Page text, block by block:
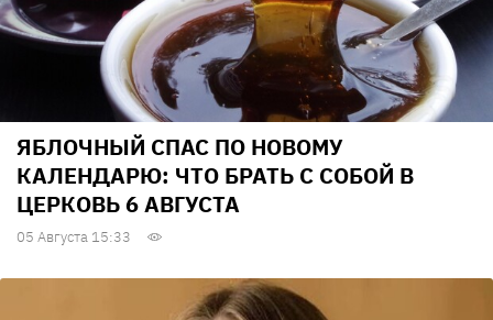
ЯБЛОЧНЫЙ СПАС ПО НОВОМУ
КАЛЕНДАРЮ: ЧТО БРАТЬ С СОБОЙ В
ЦЕРКОВЬ 6 АВГУСТА
05 Августа 15:33